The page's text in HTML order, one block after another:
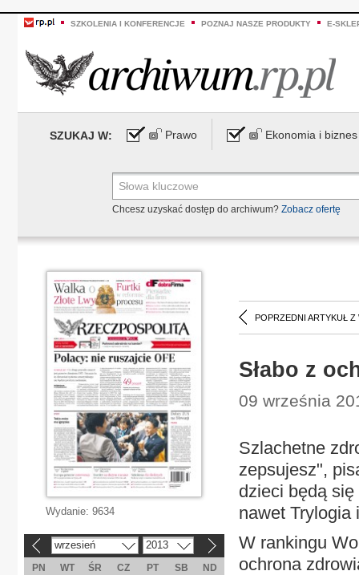
SZKOLENIA I KONFERENCJE POZNAJ NASZE PRODUKTY E-
SZUKAJ W: Prawo Ekonomia i biznes
Chcesz uzyskać dostęp do archiwum? Zobacz ofertę
POPRZEDNI ARTYKUŁ Z
Słabo z
09 września
Szlachetne
zepsujesz",
dzieci będą się
nawet Trylogia
W rankingu
ochrona
Wydanie: 9634
wrzesień 2013
PN WT ŚR CZ PT SB
ND